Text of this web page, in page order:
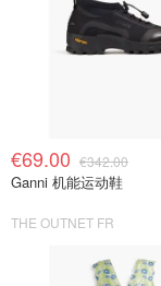
€69.00 €342.00
Ganni 机能运动鞋
THE OUTNET FR